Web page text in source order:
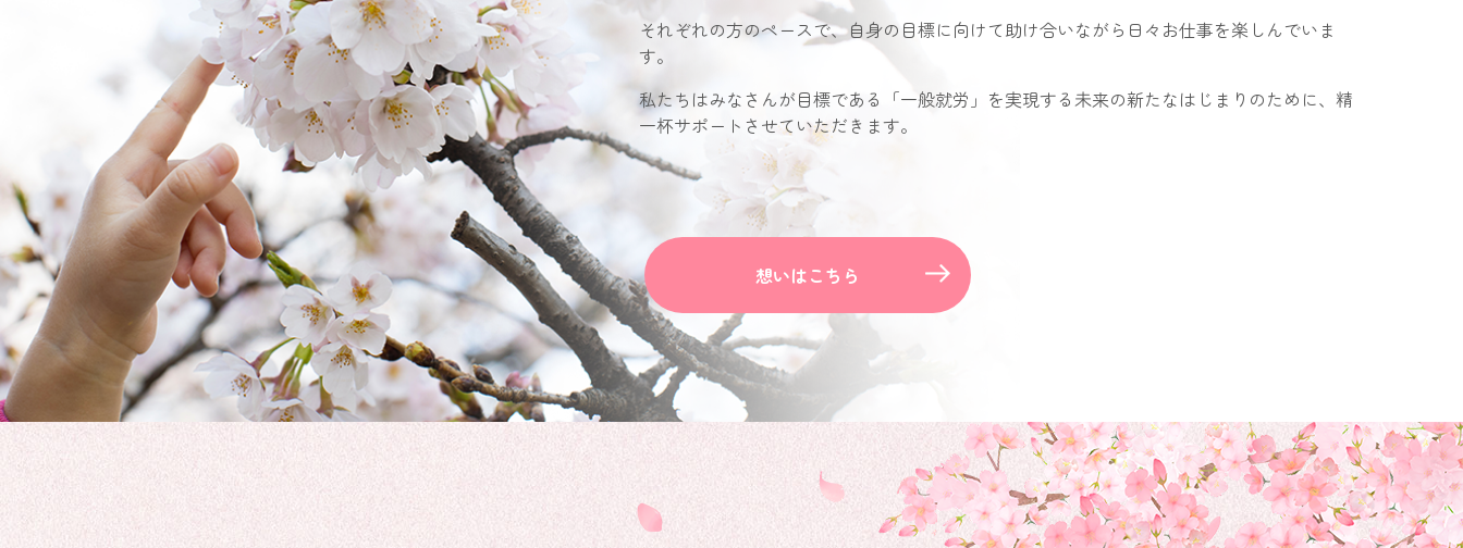
それぞれの方のペースで、自身の目標に向けて助け合いながら日々お仕事を楽しんでいま
す。
私たちはみなさんが目標である「一般就労」を実現する未来の新たなはじまりのために、精
一杯サポートさせていただきます。
想いはこちら